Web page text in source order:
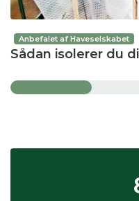
Anbefalet af Haveselskabet
Sådan isolerer du